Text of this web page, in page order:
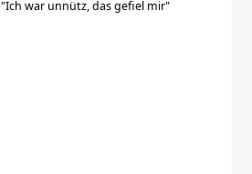
"Ich war unnütz, das gefiel mir"